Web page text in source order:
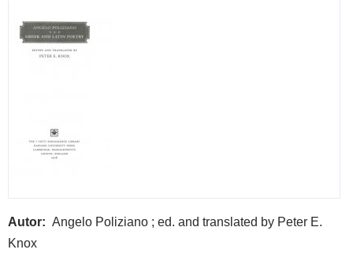
Autor
Angelo Poliziano ; ed. and translated by Peter E.
Knox